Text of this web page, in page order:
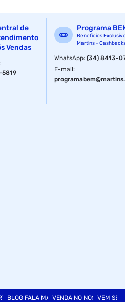
de
Vendas
Programa
Benefícios
Martins -
WhatsApp:(34) 8413-
E-mail:
BLOG FALA MARTVENDA NO NOSSO SITE
VEM SER